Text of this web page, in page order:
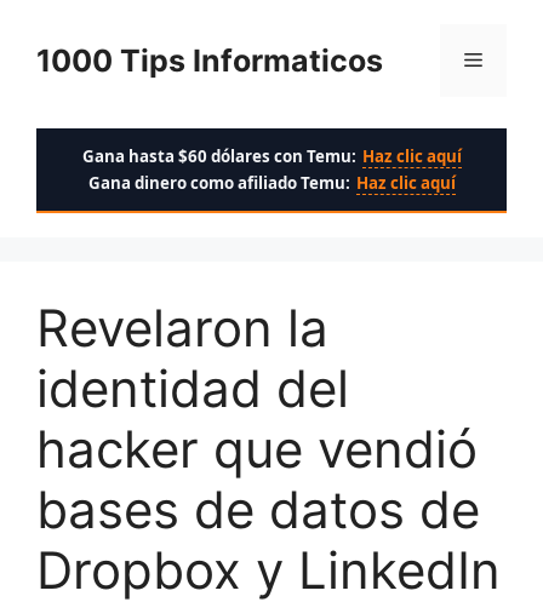
contenido
1000 Tips Informaticos Menú
Gana hasta $60 dólares con Temu: Haz clic aquí
Gana dinero como afiliado Temu: Haz clic aquí
Revelaron la
identidad del
hacker que vendió
bases de datos de
Dropbox y LinkedIn